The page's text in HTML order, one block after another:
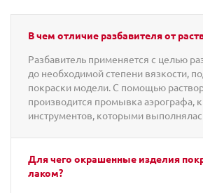
В чем отличие разбавителя от
Разбавитель применяется с целью
до необходимой степени вязкости,
покраски модели. С помощью
производится промывка аэрографа,
инструментов, которыми
Для чего окрашенные изделия
лаком?